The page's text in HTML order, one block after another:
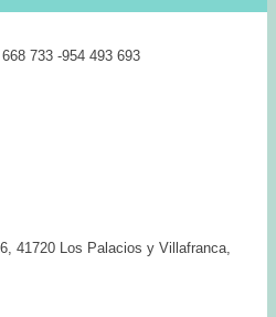
733 -954 493 693
41720 Los Palacios y Villafranca,